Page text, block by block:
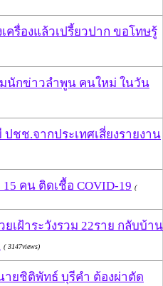
ครื่องแล้วเปรี้ยวปาก ขอโทษรู้
นักข่าวลำพูน คนใหม่ ในวัน
ชช.จากประเทศเสี่ยงรายงาน
คน ติดเชื้อ COVID-19 (
เฝ้าระวังรวม 22ราย กลับบ้าน
( 3147views)
ายชิติพัทธ์ บุรีคำ ต้องผ่าตัด